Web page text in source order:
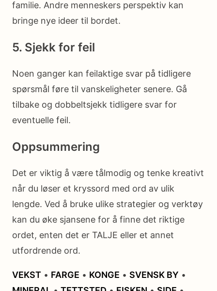
familie. Andre menneskers perspektiv kan
bringe nye ideer til bordet.
5. Sjekk for feil
Noen ganger kan feilaktige svar på tidligere
spørsmål føre til vanskeligheter senere. Gå
tilbake og dobbeltsjekk tidligere svar for
eventuelle feil.
Oppsummering
Det er viktig å være tålmodig og tenke kreativt
når du løser et kryssord med ord av ulik
lengde. Ved å bruke ulike strategier og verktøy
kan du øke sjansene for å finne det riktige
ordet, enten det er TALJE eller et annet
utfordrende ord.
VEKST • FARGE • KONGE • SVENSK BY •